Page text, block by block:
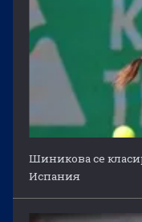
Шиникова се
Испания